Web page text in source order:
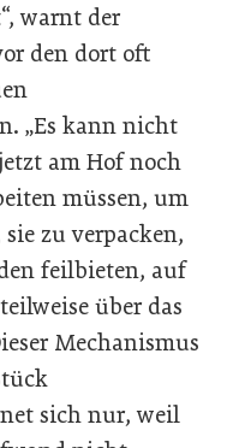
warnt der
den dort oft
„Es kann nicht
am Hof noch
müssen, um
zu verpacken,
feilbieten, auf
über das
Mechanismus
sich nur, weil